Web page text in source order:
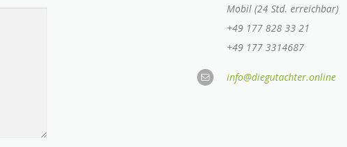
Mobil (24 Std. erreichbar)
+49 177 828 33 21
+49 177 3314687
info@diegutachter.online